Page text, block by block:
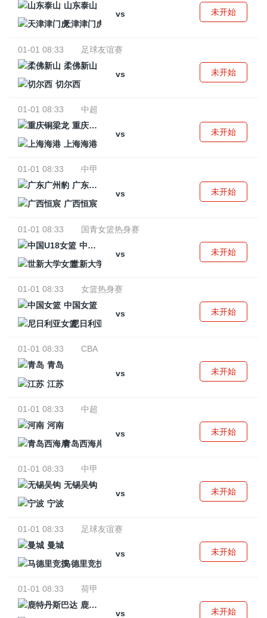
山东泰山
vs
天津津门虎
未开始
01-01 08:33
足球友谊赛
柔佛新山
vs
切尔西
未开始
01-01 08:33
中超
重庆铜梁龙
vs
上海海港
未开始
01-01 08:33
中甲
广东广州豹
vs
广西恒宸
未开始
01-01 08:33
国青女篮热身赛
中国U18女篮
vs
世新大学女篮
未开始
01-01 08:33
女篮热身赛
中国女篮
vs
尼日利亚女篮
未开始
01-01 08:33
CBA
青岛
vs
江苏
未开始
01-01 08:33
中超
河南
vs
青岛西海岸
未开始
01-01 08:33
中甲
无锡吴钩
vs
宁波
未开始
01-01 08:33
足球友谊赛
曼城
vs
马德里竞技
未开始
01-01 08:33
荷甲
鹿特丹斯巴达
vs
未开始